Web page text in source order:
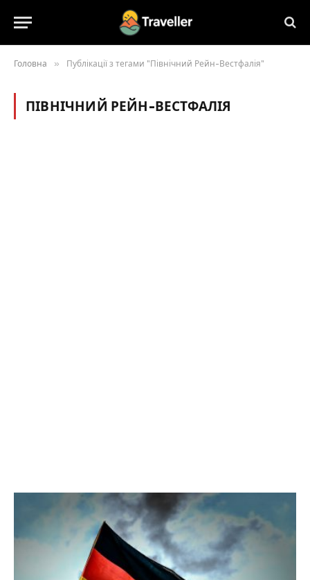
Головна » Публікації з тегами "Північний Рейн-Вестфалія"
ПІВНІЧНИЙ РЕЙН-ВЕСТФАЛІЯ